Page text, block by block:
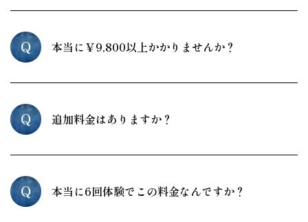
Q 本当に￥9,800以上かかりませんか？
Q 追加料金はありますか？
Q 本当に6回体験でこの料金なんですか？